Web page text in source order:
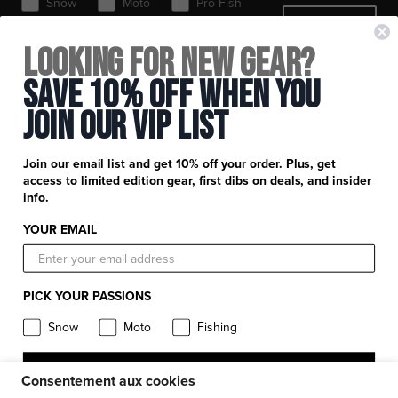
Consentement aux cookies
Course FXR
Inscription à la newsletter
Télécharger le catalogue
Trouver un magasin ou un détaillant
Votre compte
Carrières
Service client
Expédition et manutention
Termes et Conditions
Demandes de retour
Soutien aux athlètes
Accessibilité
Informations sur le produit
Guides sur les vêtements et les équipements
Tableau des tailles
Soins des produits
Garantie
Évaluations du produit
Alertes et ressources sur les produits
PROJET DE LOI – S211
FXR Racing
FXR Pro Fish
Looking for New Gear?
Save 10% Off When You
Join Our Vip List
Join our email list and get 10% off your order. Plus, get
access to limited edition gear, first dibs on deals, and insider
info.
YOUR EMAIL
PICK YOUR PASSIONS
Snow
Moto Fishing
SIGN ME UP